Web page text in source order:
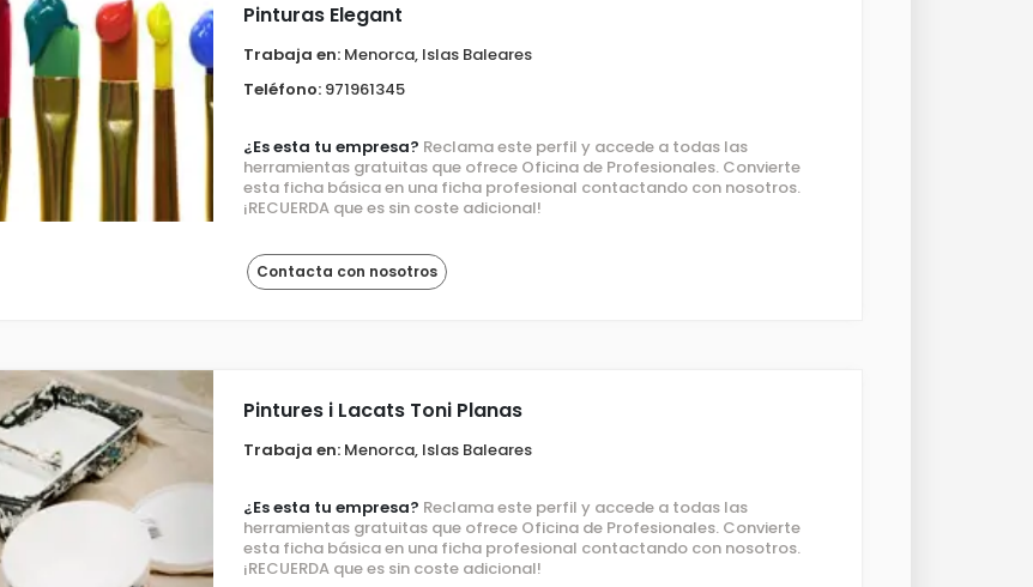
Pinturas Elegant
Trabaja en: Menorca, Islas Baleares
Teléfono: 971961345
¿Es esta tu empresa? Reclama este perfil y accede a todas las
herramientas gratuitas que ofrece Oficina de Profesionales. Convierte
esta ficha básica en una ficha profesional contactando con nosotros.
¡RECUERDA que es sin coste adicional!
Contacta con nosotros
Pintures i Lacats Toni Planas
Trabaja en: Menorca, Islas Baleares
¿Es esta tu empresa? Reclama este perfil y accede a todas las
herramientas gratuitas que ofrece Oficina de Profesionales. Convierte
esta ficha básica en una ficha profesional contactando con nosotros.
¡RECUERDA que es sin coste adicional!